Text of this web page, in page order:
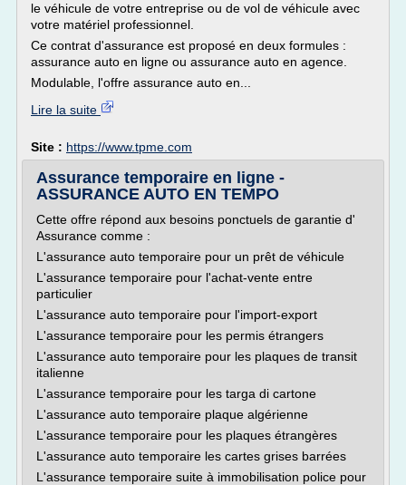
le véhicule de votre entreprise ou de vol de véhicule avec
votre matériel professionnel.
Ce contrat d'assurance est proposé en deux formules :
assurance auto en ligne ou assurance auto en agence.
Modulable, l'offre assurance auto en...
Lire la suite
Site : https://www.tpme.com
Assurance temporaire en ligne -
ASSURANCE AUTO EN TEMPO
Cette offre répond aux besoins ponctuels de garantie d'
Assurance comme :
L'assurance auto temporaire pour un prêt de véhicule
L'assurance temporaire pour l'achat-vente entre
particulier
L'assurance auto temporaire pour l'import-export
L'assurance temporaire pour les permis étrangers
L'assurance auto temporaire pour les plaques de transit
italienne
L'assurance temporaire pour les targa di cartone
L'assurance auto temporaire plaque algérienne
L'assurance temporaire pour les plaques étrangères
L'assurance auto temporaire les cartes grises barrées
L'assurance temporaire suite à immobilisation police pour